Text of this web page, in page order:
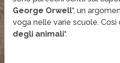
George Orwell“, un
voga nelle varie scuole. Così
degli animali“.